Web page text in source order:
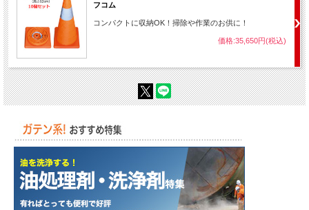
フコム
コンパクトに収納OK！掃除や作業のお供に！
価格:35,650円(税込)